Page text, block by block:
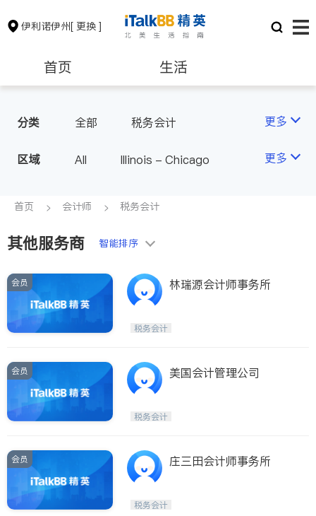
伊利诺伊州[ 更换 ]
首页 生活
保险理财 房地产租售
银行贷款 会计师
建筑装修
非盈利组织
分类 全部 税务会计 更多
区域 All Illinois - Chicago 更多
首页 会计师 税务会计
其他服务商 智能排序
会员 林瑞源会计师事务所
税务会计
会员 美国会计管理公司
税务会计
会员 庄三田会计师事务所
税务会计